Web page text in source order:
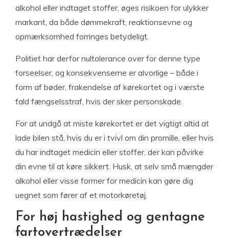
alkohol eller indtaget stoffer, øges risikoen for ulykker
markant, da både dømmekraft, reaktionsevne og
opmærksomhed forringes betydeligt.
Politiet har derfor nultolerance over for denne type
forseelser, og konsekvenserne er alvorlige – både i
form af bøder, frakendelse af kørekortet og i værste
fald fængselsstraf, hvis der sker personskade.
For at undgå at miste kørekortet er det vigtigt altid at
lade bilen stå, hvis du er i tvivl om din promille, eller hvis
du har indtaget medicin eller stoffer, der kan påvirke
din evne til at køre sikkert. Husk, at selv små mængder
alkohol eller visse former for medicin kan gøre dig
uegnet som fører af et motorkøretøj.
For høj hastighed og gentagne
fartovertrædelser